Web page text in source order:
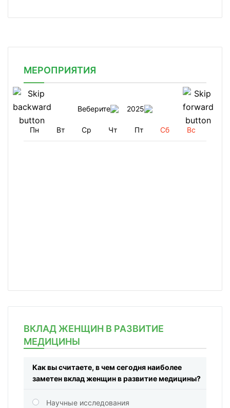
МЕРОПРИЯТИЯ
Веберите 2025
Пн Вт Ср Чт Пт Сб Вс
ВКЛАД ЖЕНЩИН В РАЗВИТИЕ
МЕДИЦИНЫ
Как вы считаете, в чем сегодня наиболее
заметен вклад женщин в развитие медицины?
Научные исследования